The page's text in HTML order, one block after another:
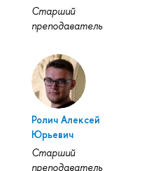
Старший
преподаватель
Ролич Алексей
Юрьевич
Старший
преподаватель